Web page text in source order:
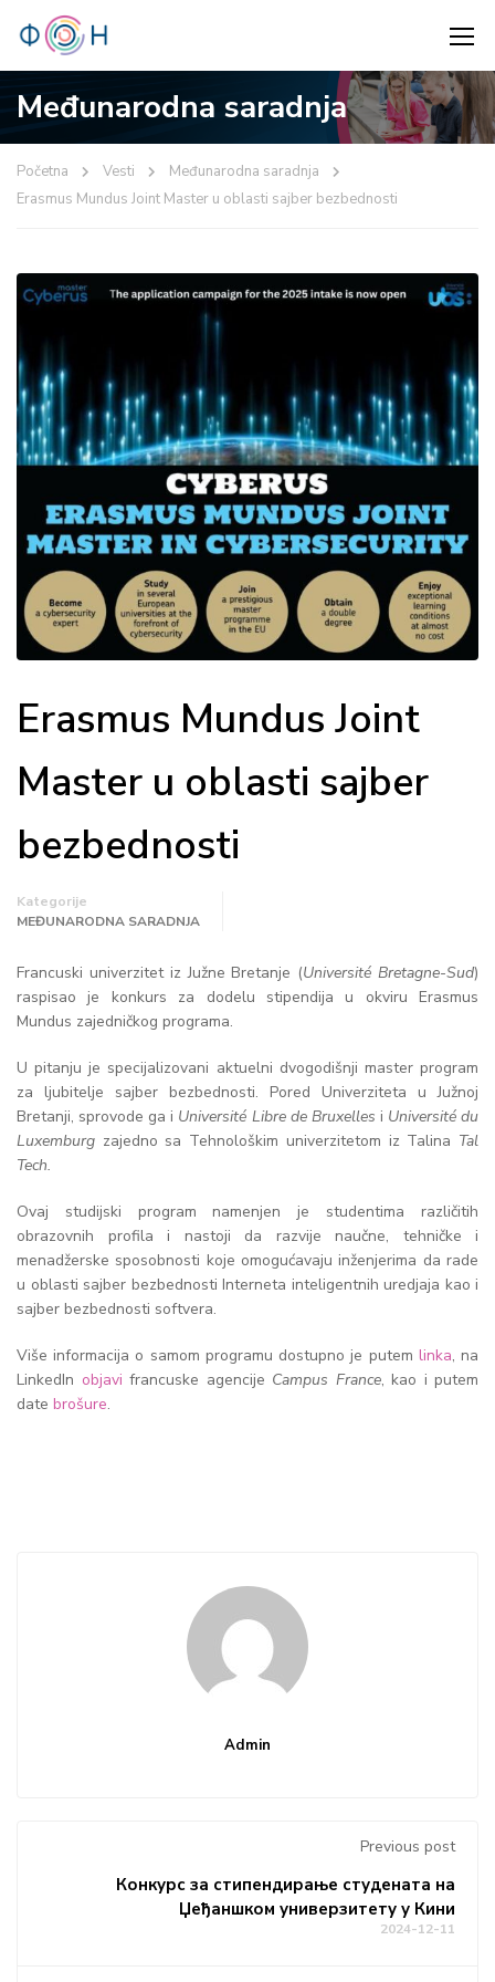
Međunarodna saradnja
Početna Vesti
Međunarodna saradnja
Erasmus Mundus Joint Master u oblasti sajber bezbednosti
Erasmus Mundus Joint
Master u oblasti sajber
bezbednosti
Kategorije
MEĐUNARODNA SARADNJA
Francuski univerzitet iz Južne Bretanje (Université Bretagne-Sud)
raspisao je konkurs za dodelu stipendija u okviru Erasmus
Mundus zajedničkog programa.
U pitanju je specijalizovani aktuelni dvogodišnji master program
za ljubitelje sajber bezbednosti. Pored Univerziteta u Južnoj
Bretanji, sprovode ga i Université Libre de Bruxelles i Université du
Luxemburg zajedno sa Tehnološkim univerzitetom iz Talina Tal
Tech.
Ovaj studijski program namenjen je studentima različitih
obrazovnih profila i nastoji da razvije naučne, tehničke i
menadžerske sposobnosti koje omogućavaju inženjerima da rade
u oblasti sajber bezbednosti Interneta inteligentnih uredjaja kao i
sajber bezbednosti softvera.
Više informacija o samom programu dostupno je putem linka, na
LinkedIn objavi francuske agencije Campus France, kao i putem
date brošure.
Admin
Previous post
Конкурс за стипендирање студената на
Џеђаншком универзитету у Кини
2024-12-11